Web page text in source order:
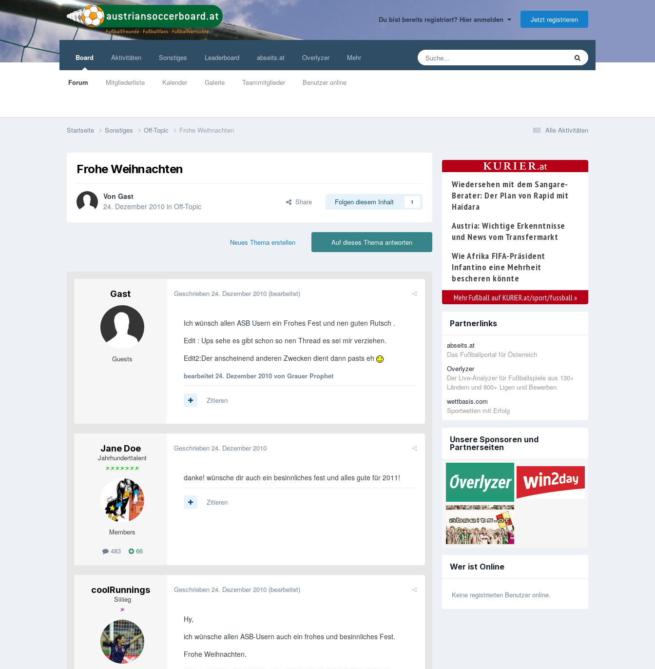
Du bist bereits registriert? Hier anmelden Jetzt registrieren
Board
Forum Mitgliederliste Kalender Galerie Teammitglieder Benutzer online
Aktivitäten Sonstiges Leaderboard abseits.at Overlyzer Mehr
Alle Aktivitäten
Startseite Sonstiges Off-Topic Frohe Weihnachten
Frohe Weihnachten
Von Gast
24. Dezember 2010 in Off-Topic Share Folgen diesem Inhalt 1
Auf dieses Thema antworten
Neues Thema erstellen
Gast
Guests
Geschrieben 24. Dezember 2010 (bearbeitet)
Ich wünsch allen ASB Usern ein Frohes Fest und nen guten Rutsch .
Edit : Ups sehe es gibt schon so nen Thread es sei mir verziehen.
Edit2:Der anscheinend anderen Zwecken dient dann pasts eh
bearbeitet 24. Dezember 2010 von Grauer Prophet
Zitieren
Jane Doe
Jahrhunderttalent
Members
483 66
Geschrieben 24. Dezember 2010
danke! wünsche dir auch ein besinnliches fest und alles gute für 2011!
Zitieren
coolRunnings
Siiiieg
Geschrieben 24. Dezember 2010 (bearbeitet)
Hy,
ich wünsche allen ASB-Usern auch ein frohes und besinnliches Fest.
Frohe Weihnachten.
Wiedersehen mit dem Sangare-
Berater: Der Plan von Rapid mit
Haidara
Austria: Wichtige Erkenntnisse
und News vom Transfermarkt
Wie Afrika FIFA-Präsident
Infantino eine Mehrheit
bescheren könnte
Mehr Fußball auf KURIER.at/sport/fussball »
Partnerlinks
abseits.at
Das Fußballportal für Österreich
Overlyzer
Der Live-Analyzer für Fußballspiele aus 130+
Ländern und 800+ Ligen und Bewerben
wettbasis.com
Sportwetten mit Erfolg
Unsere Sponsoren und
Partnerseiten
Wer ist Online
Keine registrierten Benutzer online.